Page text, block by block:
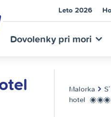
Leto 2026
Dovolenky pri mori
Malorka
hotel